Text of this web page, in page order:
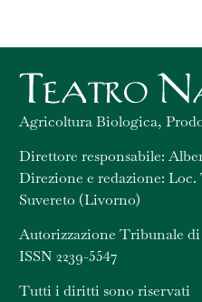
Agricoltura Biologica,
Direttore responsabile:
Direzione e redazione: Loc.
Suvereto (Livorno)
Autorizzazione Tribunale di
ISSN 2239-5547
Tutti i diritti sono riservati